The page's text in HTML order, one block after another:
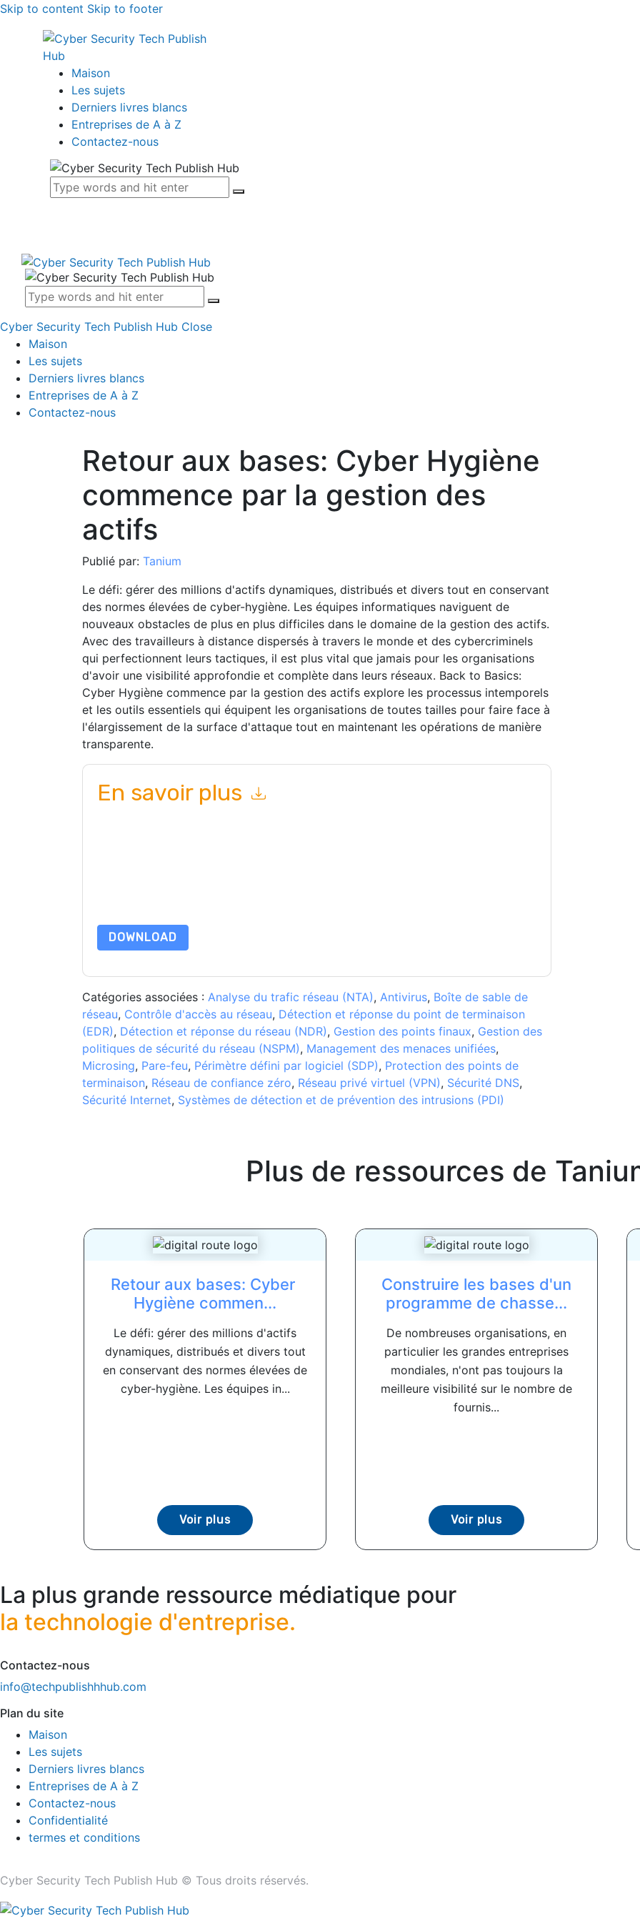
Skip to content Skip to footer
Maison
Les sujets
Derniers livres blancs
Entreprises de A à Z
Contactez-nous
Cyber Security Tech Publish Hub Close
Maison
Les sujets
Derniers livres blancs
Entreprises de A à Z
Contactez-nous
Retour aux bases: Cyber ​​Hygiène
commence par la gestion des
actifs
Publié par: Tanium
Le défi: gérer des millions d'actifs dynamiques, distribués et divers tout en conservant
des normes élevées de cyber-hygiène. Les équipes informatiques naviguent de
nouveaux obstacles de plus en plus difficiles dans le domaine de la gestion des actifs.
Avec des travailleurs à distance dispersés à travers le monde et des cybercriminels
qui perfectionnent leurs tactiques, il est plus vital que jamais pour les organisations
d'avoir une visibilité approfondie et complète dans leurs réseaux. Back to Basics:
Cyber ​​Hygiène commence par la gestion des actifs explore les processus intemporels
et les outils essentiels qui équipent les organisations de toutes tailles pour faire face à
l'élargissement de la surface d'attaque tout en maintenant les opérations de manière
transparente.
En savoir plus
DOWNLOAD
Catégories associées : Analyse du trafic réseau (NTA), Antivirus, Boîte de sable de
réseau, Contrôle d'accès au réseau, Détection et réponse du point de terminaison
(EDR), Détection et réponse du réseau (NDR), Gestion des points finaux, Gestion des
politiques de sécurité du réseau (NSPM), Management des menaces unifiées,
Microsing, Pare-feu, Périmètre défini par logiciel (SDP), Protection des points de
terminaison, Réseau de confiance zéro, Réseau privé virtuel (VPN), Sécurité DNS,
Sécurité Internet, Systèmes de détection et de prévention des intrusions (PDI)
Plus de ressources de
Retour aux bases: Cyber ​​
Hygiène commen...
Le défi: gérer des millions d'actifs
dynamiques, distribués et divers tout
en conservant des normes élevées de
cyber-hygiène. Les équipes in...
Voir plus
Construire les bases d'un
programme de chasse...
De nombreuses organisations, en
particulier les grandes entreprises
mondiales, n'ont pas toujours la
meilleure visibilité sur le nombre de
fournis...
Voir plus
La plus grande ressource médiatique pour
la technologie d'entreprise.
Contactez-nous
info@techpublishhhub.com
Plan du site
Maison
Les sujets
Derniers livres blancs
Entreprises de A à Z
Contactez-nous
Confidentialité
termes et conditions
Cyber ​​Security Tech Publish Hub © Tous droits réservés.